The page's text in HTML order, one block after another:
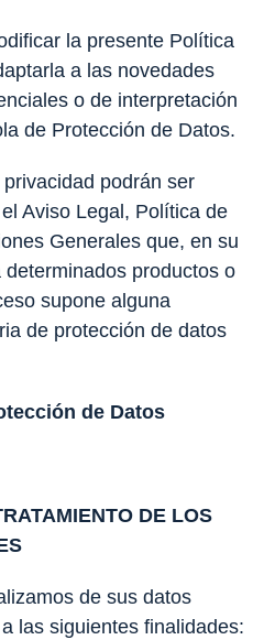
la presente Política
a las novedades
o de interpretación
de Protección de Datos.
podrán ser
Aviso Legal, Política de
Generales que, en su
productos o
supone alguna
de protección de datos
de Datos
DE LOS
de sus datos
las siguientes finalidades: